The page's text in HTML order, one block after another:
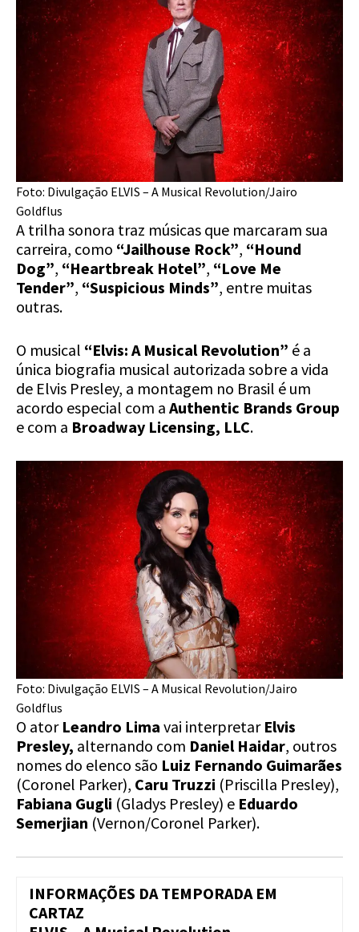
Foto: Divulgação ELVIS – A Musical Revolution/Jairo
Goldflus
A trilha sonora traz músicas que marcaram sua
carreira, como “Jailhouse Rock”, “Hound
Dog”, “Heartbreak Hotel”, “Love Me
Tender”, “Suspicious Minds”, entre muitas
outras.
O musical “Elvis: A Musical Revolution” é a
única biografia musical autorizada sobre a vida
de Elvis Presley, a montagem no Brasil é um
acordo especial com a Authentic Brands Group
e com a Broadway Licensing, LLC.
Foto: Divulgação ELVIS – A Musical Revolution/Jairo
Goldflus
O ator Leandro Lima vai interpretar Elvis
Presley, alternando com Daniel Haidar, outros
nomes do elenco são Luiz Fernando Guimarães
(Coronel Parker), Caru Truzzi (Priscilla Presley),
Fabiana Gugli (Gladys Presley) e Eduardo
Semerjian (Vernon/Coronel Parker).
INFORMAÇÕES DA TEMPORADA EM
CARTAZ